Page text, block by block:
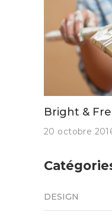
Bright &
20 octobre
DESIGN